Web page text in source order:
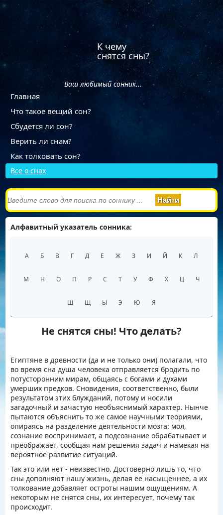
К чему
снятся сны?
Ваш любимый сонник...
Главная
Что такое вещий сон?
Сбудется ли сон?
Верить ли снам?
Как толковать сон?
Все о снах
Например:Беременность
Алфавитный указатель сонника:
А Б В Г Д Е Ж З И Й К Л
М Н О П Р С Т У Ф Х Ц Ч
Ш Щ Ы Э Ю Я
Не снятся сны! Что делать?
Египтяне в древности (да и не только они) полагали, что
во время сна душа человека отправляется бродить по
потусторонним мирам, общаясь с богами и духами
умерших предков. Сновидения, соответственно, были
результатом этих блужданий, потому и носили
загадочный и зачастую необъяснимый характер. Нынче
пытаются объяснить то же самое научными теориями,
опираясь на разделение деятельности мозга: мол,
сознание воспринимает, а подсознание обрабатывает и
преображает, сообщая нам решения задач и намекая на
вероятное развитие ситуаций.
Так это или нет - неизвестно. Достоверно лишь то, что
сны дополняют нашу жизнь, делая ее насыщеннее, а их
толкование добавляет остроты нашим ощущениям. А
некоторым не снятся сны, их интересует, почему так
происходит.